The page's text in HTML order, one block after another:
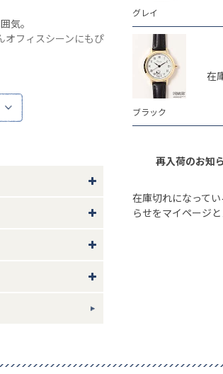
気。
オフィスシーンにもぴ
の際は保証書記載の
グレイ
ブラック
在
再入荷のお知
在庫切れになって
らせをマイページ